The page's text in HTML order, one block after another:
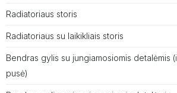
Radiatoriaus storis
Radiatoriaus su laikikliais storis
Bendras gylis su jungiamosiomis detalėmis
pusė)